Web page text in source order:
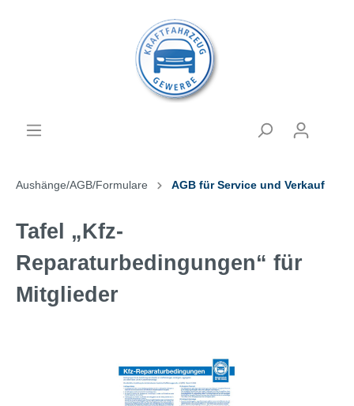
Aushänge/AGB/Formulare AGB für Service und Verkauf
Tafel „Kfz-
Reparaturbedingungen“ für
Mitglieder